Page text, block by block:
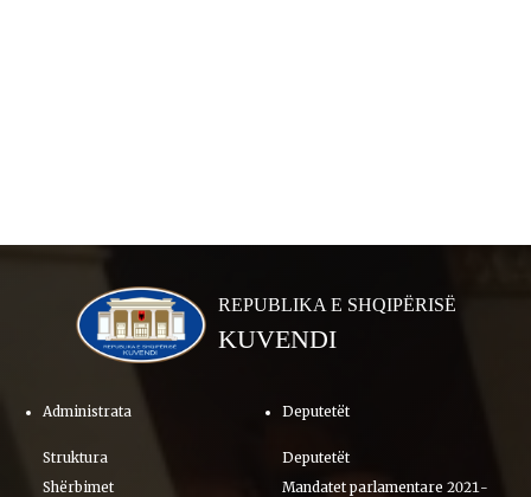
REPUBLIKA E SHQIPËRISË
KUVENDI
Administrata
Struktura
Shërbimet
Deputetët
Deputetët
Mandatet parlamentare 2021-